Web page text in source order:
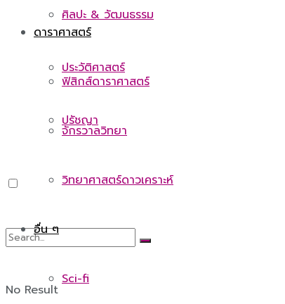
ศิลปะ & วัฒนธรรม
ประวัติศาสตร์
ปรัชญา
No Result
ดาราศาสตร์
ฟิสิกส์ดาราศาสตร์
จักรวาลวิทยา
วิทยาศาสตร์ดาวเคราะห์
อื่น ๆ
Sci-fi